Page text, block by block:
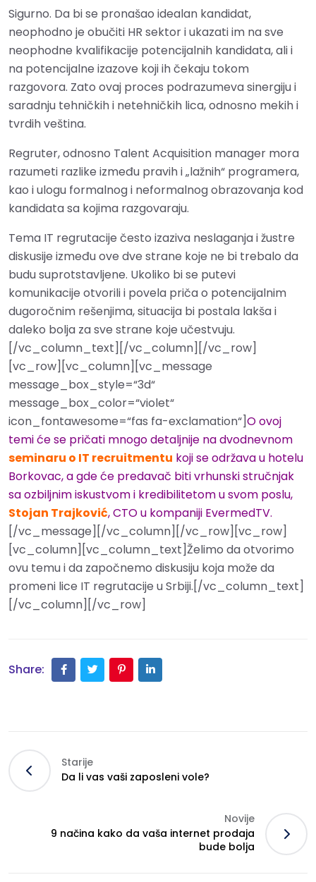
Sigurno. Da bi se pronašao idealan kandidat,
neophodno je obučiti HR sektor i ukazati im na sve
neophodne kvalifikacije potencijalnih kandidata, ali i
na potencijalne izazove koji ih čekaju tokom
razgovora. Zato ovaj proces podrazumeva sinergiju i
saradnju tehničkih i netehničkih lica, odnosno mekih i
tvrdih veština.
Regruter, odnosno Talent Acquisition manager mora
razumeti razlike između pravih i „lažnih“ programera,
kao i ulogu formalnog i neformalnog obrazovanja kod
kandidata sa kojima razgovaraju.
Tema IT regrutacije često izaziva neslaganja i žustre
diskusije između ove dve strane koje ne bi trebalo da
budu suprotstavljene. Ukoliko bi se putevi
komunikacije otvorili i povela priča o potencijalnim
dugoročnim rešenjima, situacija bi postala lakša i
daleko bolja za sve strane koje učestvuju.
[/vc_column_text][/vc_column][/vc_row]
[vc_row][vc_column][vc_message
message_box_style=“3d“
message_box_color=“violet“
icon_fontawesome=“fas fa-exclamation“]O ovoj
temi će se pričati mnogo detaljnije na dvodnevnom
seminaru o IT recruitmentu koji se održava u hotelu
Borkovac, a gde će predavač biti vrhunski stručnjak
sa ozbiljnim iskustvom i kredibilitetom u svom poslu,
Stojan Trajković, CTO u kompaniji EvermedTV.
[/vc_message][/vc_column][/vc_row][vc_row]
[vc_column][vc_column_text]Želimo da otvorimo
ovu temu i da započnemo diskusiju koja može da
promeni lice IT regrutacije u Srbiji.[/vc_column_text]
[/vc_column][/vc_row]
Share:
Starije
Da li vas vaši zaposleni vole?
Novije
9 načina kako da vaša internet prodaja
bude bolja